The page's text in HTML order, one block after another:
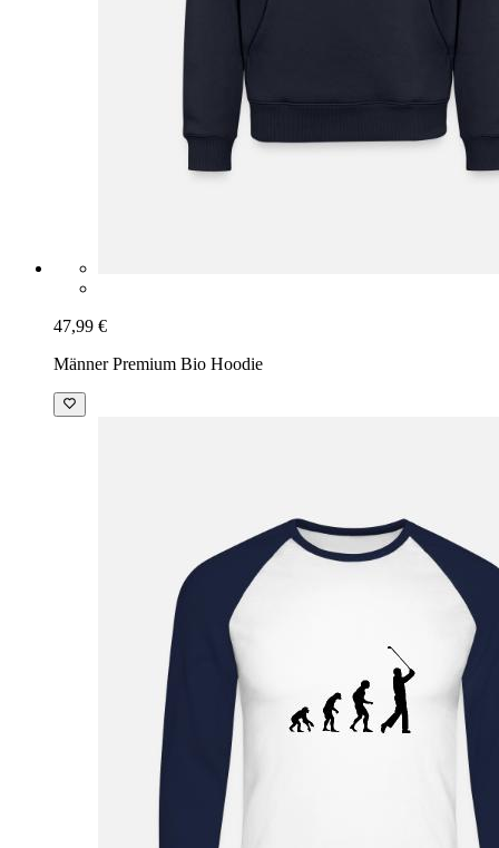
47,99 €
Männer Premium Bio Hoodie